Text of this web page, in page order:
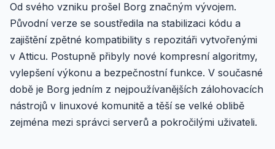
Od svého vzniku prošel Borg značným vývojem.
Původní verze se soustředila na stabilizaci kódu a
zajištění zpětné kompatibility s repozitáři vytvořenými
v Atticu. Postupně přibyly nové kompresní algoritmy,
vylepšení výkonu a bezpečnostní funkce. V současné
době je Borg jedním z nejpoužívanějších zálohovacích
nástrojů v linuxové komunitě a těší se velké oblibě
zejména mezi správci serverů a pokročilými uživateli.